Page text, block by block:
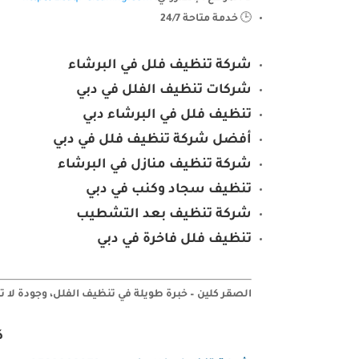
🕒خدمة متاحة 24/7
شركة تنظيف فلل في البرشاء
شركات تنظيف الفلل في دبي
تنظيف فلل في البرشاء دبي
أفضل شركة تنظيف فلل في دبي
شركة تنظيف منازل في البرشاء
تنظيف سجاد وكنب في دبي
شركة تنظيف بعد التشطيب
تنظيف فلل فاخرة في دبي
الصقر كلين – خبرة طويلة في تنظيف الفلل، وجودة